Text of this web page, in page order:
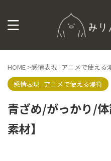
HOME >感情表現 -アニメで使える
感情表現 -アニメで使える漫符
青ざめ/がっかり/
素材】